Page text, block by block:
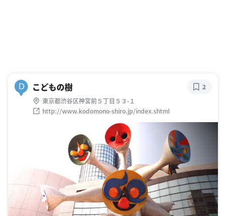
D こどもの樹
東京都渋谷区神宮前５丁目５３-１
http://www.kodomono-shiro.jp/index.shtml
2